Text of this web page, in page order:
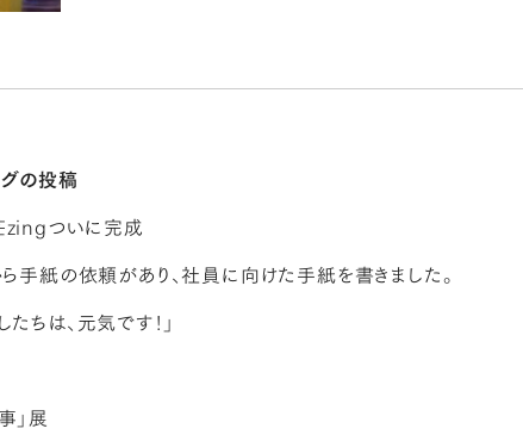
の投稿
ついに完成
手紙の依頼があり、社員に向けた手紙を書きました。
ちは、元気です！」
」展